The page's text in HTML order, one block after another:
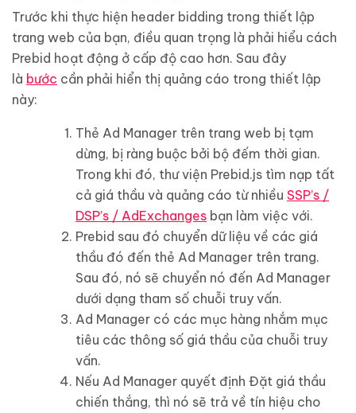
Trước khi thực hiện header bidding trong thiết lập
trang web của bạn, điều quan trọng là phải hiểu cách
Prebid hoạt động ở cấp độ cao hơn. Sau đây
là bước cần phải hiển thị quảng cáo trong thiết lập
này:
Thẻ Ad Manager trên trang web bị tạm
dừng, bị ràng buộc bởi bộ đếm thời gian.
Trong khi đó, thư viện Prebid.js tìm nạp tất
cả giá thầu và quảng cáo từ nhiều SSP’s /
DSP’s / AdExchanges bạn làm việc với.
Prebid sau đó chuyển dữ liệu về các giá
thầu đó đến thẻ Ad Manager trên trang.
Sau đó, nó sẽ chuyển nó đến Ad Manager
dưới dạng tham số chuỗi truy vấn.
Ad Manager có các mục hàng nhắm mục
tiêu các thông số giá thầu của chuỗi truy
vấn.
Nếu Ad Manager quyết định Đặt giá thầu
chiến thắng, thì nó sẽ trả về tín hiệu cho